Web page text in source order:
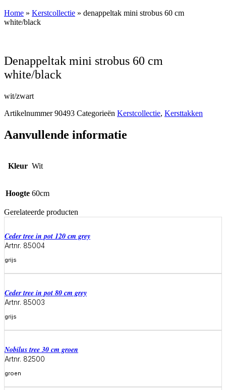
Home » Kerstcollectie » denappeltak mini strobus 60 cm
white/black
denappeltak mini strobus 60 cm
white/black
wit/zwart
Artikelnummer90493 Categorieën Kerstcollectie, Kersttakken
Aanvullende informatie
Kleur Wit
Hoogte 60cm
Gerelateerde producten
ceder tree in pot 120 cm grey
Artnr. 85004
grijs
Meer informatie
ceder tree in pot 80 cm grey
Artnr. 85003
grijs
Meer informatie
Nobilus tree 30 cm groen
Artnr. 82500
groen
Meer informatie